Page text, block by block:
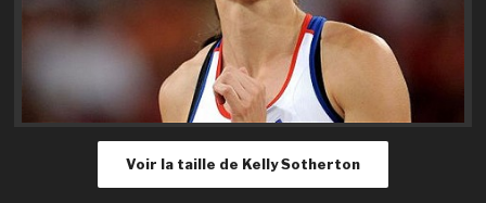
Voir la taille de Kelly Sotherton